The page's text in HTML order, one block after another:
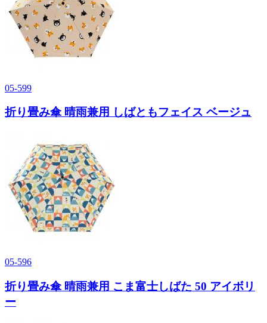
05-599
折り畳み傘 晴雨兼用 しばともフェイス ベージュ
05-596
折り畳み傘 晴雨兼用 こま富士しばた 50 アイボリ
ー